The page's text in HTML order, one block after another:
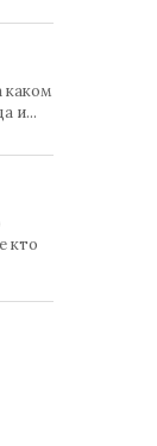
каком
и...
кто